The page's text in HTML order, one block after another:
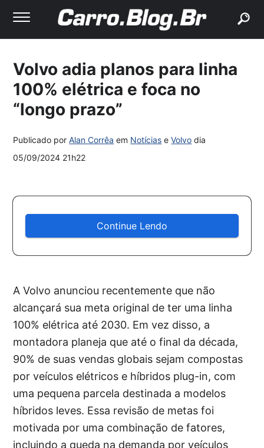
Volvo adia planos para linha
100% elétrica e foca no
“longo prazo”
Publicado porAlan Corrêa em Notícias eVolvo dia
05/09/2024 21h22
Continue Lendo
A Volvo anunciou recentemente que não
alcançará sua meta original de ter uma linha
100% elétrica até 2030. Em vez disso, a
montadora planeja que até o final da década,
90% de suas vendas globais sejam compostas
por veículos elétricos e híbridos plug-in, com
uma pequena parcela destinada a modelos
híbridos leves. Essa revisão de metas foi
motivada por uma combinação de fatores,
incluindo a queda na demanda por veículos